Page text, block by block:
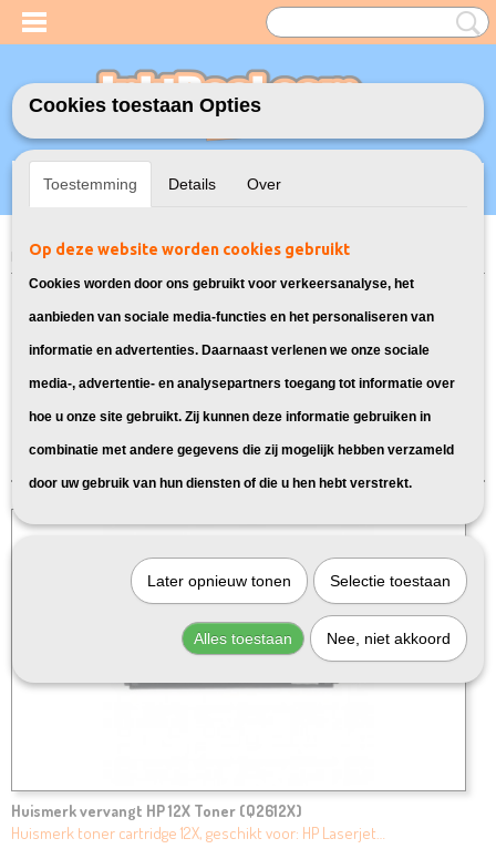
Inloggen Registreren
UW WINKELWAGEN
Home>Toners> 12A Toner cartridge voor HP
Toner cartridges geschikt voor HP
12A:
Sorteer op:
Huismerk vervangt HP 12X Toner (Q2612X)
Huismerk toner cartridge 12X, geschikt voor: HP Laserjet…
Cookies toestaan Opties
Toestemming Details Over
Op deze website worden cookies gebruikt
Cookies worden door ons gebruikt voor verkeersanalyse, het
aanbieden van sociale media-functies en het personaliseren van
informatie en advertenties. Daarnaast verlenen we onze sociale
media-, advertentie- en analysepartners toegang tot informatie over
hoe u onze site gebruikt. Zij kunnen deze informatie gebruiken in
combinatie met andere gegevens die zij mogelijk hebben verzameld
door uw gebruik van hun diensten of die u hen hebt verstrekt.
Later opnieuw tonen Selectie toestaan
Alles toestaan Nee, niet akkoord